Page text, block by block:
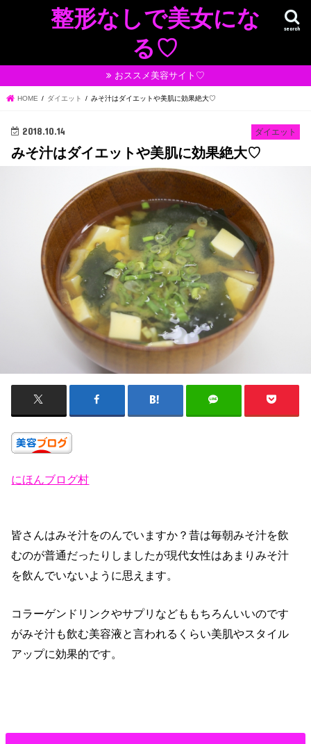
整形なしで美女にな
る♡
search
おススメ美容サイト♡
HOME ダイエット みそ汁はダイエットや美肌に効果絶大♡
ダイエット
2018.10.14
みそ汁はダイエットや美肌に効果絶大♡
にほんブログ村
皆さんはみそ汁をのんでいますか？昔は毎朝みそ汁を飲
むのが普通だったりしましたが現代女性はあまりみそ汁
を飲んでいないように思えます。
コラーゲンドリンクやサプリなどももちろんいいのです
がみそ汁も飲む美容液と言われるくらい美肌やスタイル
アップに効果的です。